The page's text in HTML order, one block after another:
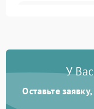
Проблемы с
Не работает
У
Оставьте